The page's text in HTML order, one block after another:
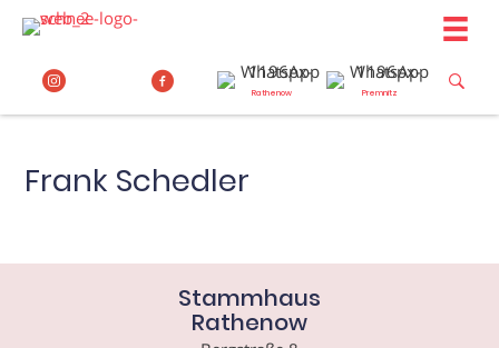
Zum
Inhalt
springen
Rathenow Premnitz
Frank Schedler
Stammhaus
Rathenow